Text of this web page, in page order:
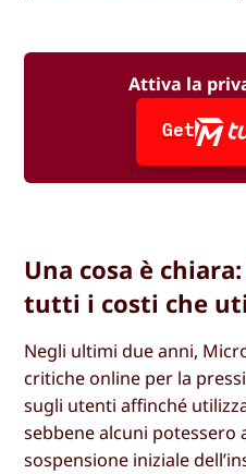
Attiva la
Get
Una cosa è
tutti i costi che
Negli ultimi due anni,
critiche online per la
sugli utenti affinché
sebbene alcuni potessero
sospensione iniziale